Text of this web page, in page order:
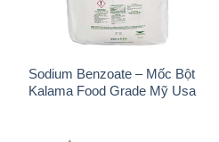
Sodium Benzoate – Mốc Bột
Kalama Food Grade Mỹ Usa